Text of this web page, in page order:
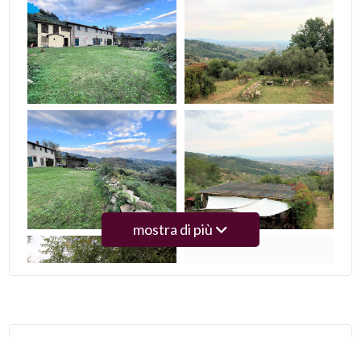
mostra di più
Bagni
minimi
Qualsiasi
1
2
3
4